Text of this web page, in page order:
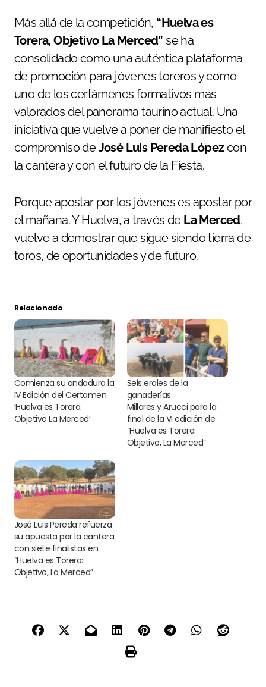
Más allá de la competición, “Huelva es
Torera, Objetivo La Merced” se ha
consolidado como una auténtica plataforma
de promoción para jóvenes toreros y como
uno de los certámenes formativos más
valorados del panorama taurino actual. Una
iniciativa que vuelve a poner de manifiesto el
compromiso deJosé Luis Pereda Lópezcon
la cantera y con el futuro de la Fiesta.
Porque apostar por los jóvenes es apostar por
el mañana. Y Huelva, a través de La Merced,
vuelve a demostrar que sigue siendo tierra de
toros, de oportunidades y de futuro.
Relacionado
Comienza su andadura la
IV Edición del Certamen
‘Huelva es Torera.
Objetivo La Merced’
Seis erales de la
ganaderías
Millares y Arucci para la
final de la VI edición de
“Huelva es Torera:
Objetivo, La Merced”
José Luis Pereda refuerza
su apuesta por la cantera
con siete finalistas en
“Huelva es Torera:
Objetivo, La Merced”